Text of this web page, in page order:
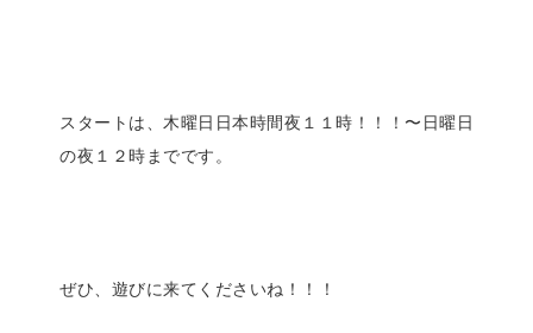
スタートは、木曜日日本時間夜１１時！！！〜日曜日
の夜１２時までです。
ぜひ、遊びに来てくださいね！！！